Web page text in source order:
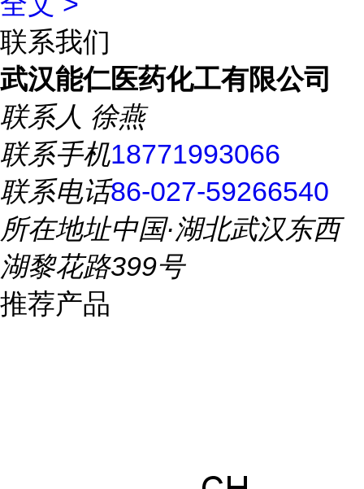
联系我们
武汉能仁医药化工有限公司
联系人 徐燕
联系手机18771993066
联系电话86-027-59266540
所在地址中国·湖北武汉东西
湖黎花路399号
推荐产品